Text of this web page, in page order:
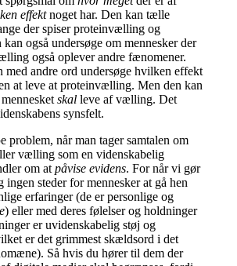
effektnoget har. Den kan tælle
der spiser proteinvælling og
også undersøge om mennesker der
også oplever andre fænomener.
med andre ord undersøge hvilken effekt
at leve at proteinvælling. Men den kan
skal leve af vælling. Det
synsfelt.
problem, når man tager samtalen om
vælling som en videnskabelig
om atpåvise evidens. For når vi gør
ingen steder for mennesker at gå hen
erfaringer (de er personlige og
) eller med deres følelser og holdninger
er uvidenskabelig støj og
er det grimmest skældsord i det
Så hvis du hører til dem der